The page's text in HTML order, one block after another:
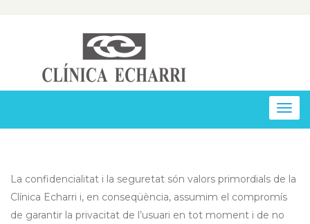
La confidencialitat i la seguretat són valors primordials de la
Clínica Echarri i, en conseqüència, assumim el compromís
de garantir la privacitat de l’usuari en tot moment i de no